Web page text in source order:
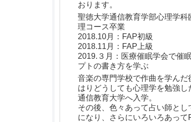
おります。
聖徳大学通信教育学部心理学科
理コース卒業
2018.10月：FAP初級
2018.11月：FAP上級
2019.３月：医療催眠学会で催
プトの書き方を学ぶ
音楽の専門学校で作曲を学んだ
はりどうしても心理学を勉強し
通信教育大学へ入学。
その後、色々あって占い師とし
になり、さらにいろいろあって